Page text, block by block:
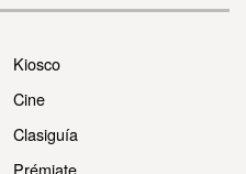
Kiosco
Cine
Clasiguía
Prémiate